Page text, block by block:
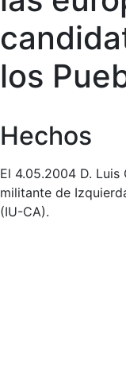
los
Hechos
El 4.05.2004 D.
militante de
(IU-CA).